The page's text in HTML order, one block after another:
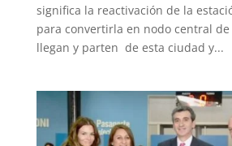
significa la reactivación de la
para convertirla en nodo central
llegan y parten de esta ciudad y...